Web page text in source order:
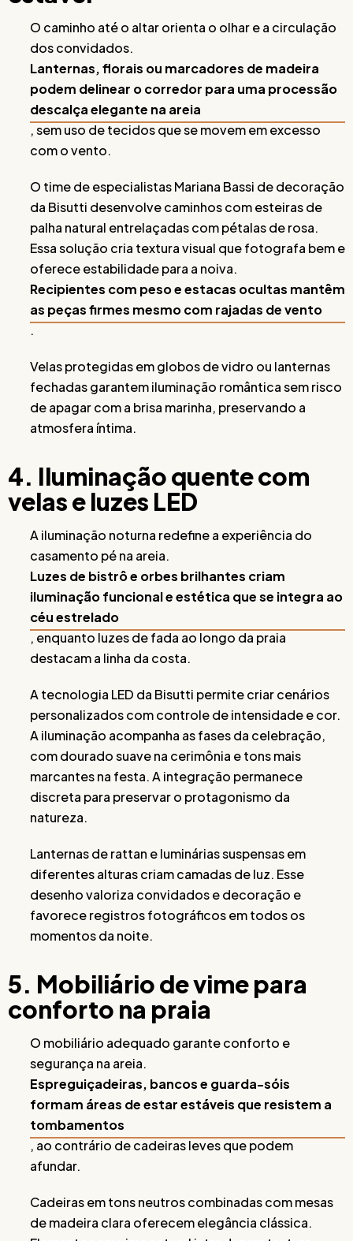
O caminho até o altar orienta o olhar e a circulação
dos convidados.
Lanternas, florais ou marcadores de madeira
podem delinear o corredor para uma processão
descalça elegante na areia
, sem uso de tecidos que se movem em excesso
com o vento.
O time de especialistas Mariana Bassi de decoração
da Bisutti desenvolve caminhos com esteiras de
palha natural entrelaçadas com pétalas de rosa.
Essa solução cria textura visual que fotografa bem e
oferece estabilidade para a noiva.
Recipientes com peso e estacas ocultas mantêm
as peças firmes mesmo com rajadas de vento
.
Velas protegidas em globos de vidro ou lanternas
fechadas garantem iluminação romântica sem risco
de apagar com a brisa marinha, preservando a
atmosfera íntima.
4. Iluminação quente com
velas e luzes LED
A iluminação noturna redefine a experiência do
casamento pé na areia.
Luzes de bistrô e orbes brilhantes criam
iluminação funcional e estética que se integra ao
céu estrelado
, enquanto luzes de fada ao longo da praia
destacam a linha da costa.
A tecnologia LED da Bisutti permite criar cenários
personalizados com controle de intensidade e cor.
A iluminação acompanha as fases da celebração,
com dourado suave na cerimônia e tons mais
marcantes na festa. A integração permanece
discreta para preservar o protagonismo da
natureza.
Lanternas de rattan e luminárias suspensas em
diferentes alturas criam camadas de luz. Esse
desenho valoriza convidados e decoração e
favorece registros fotográficos em todos os
momentos da noite.
5. Mobiliário de vime para
conforto na praia
O mobiliário adequado garante conforto e
segurança na areia.
Espreguiçadeiras, bancos e guarda-sóis
formam áreas de estar estáveis que resistem a
tombamentos
, ao contrário de cadeiras leves que podem
afundar.
Cadeiras em tons neutros combinadas com mesas
de madeira clara oferecem elegância clássica.